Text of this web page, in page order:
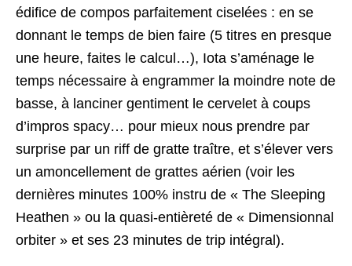
édifice de compos parfaitement ciselées : en se
donnant le temps de bien faire (5 titres en presque
une heure, faites le calcul…), Iota s’aménage le
temps nécessaire à engrammer la moindre note de
basse, à lanciner gentiment le cervelet à coups
d’impros spacy… pour mieux nous prendre par
surprise par un riff de gratte traître, et s’élever vers
un amoncellement de grattes aérien (voir les
dernières minutes 100% instru de « The Sleeping
Heathen » ou la quasi-entièreté de « Dimensionnal
orbiter » et ses 23 minutes de trip intégral).